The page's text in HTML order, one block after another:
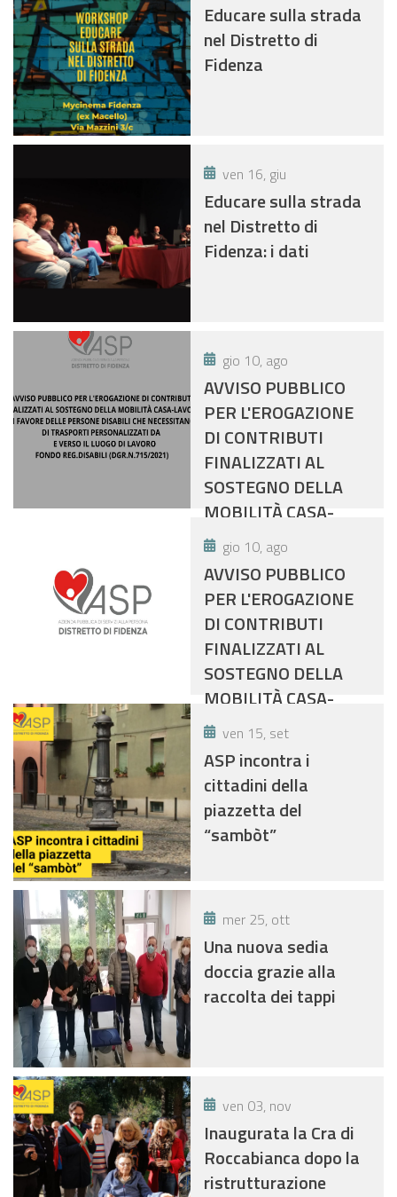
Educare sulla strada
nel Distretto di
Fidenza
ven 16, giu
Educare sulla strada
nel Distretto di
Fidenza: i dati
gio 10, ago
AVVISO PUBBLICO
PER L'EROGAZIONE
DI CONTRIBUTI
FINALIZZATI AL
SOSTEGNO DELLA
MOBILITÀ CASA-
LAVORO IN FAVORE
DELLE PERSONE
DISABILI CHE
NECESSITANO DI
TRASPORTI
PERSONALIZZATI DA
E VERSO IL LUOGO DI
LAVORO- PIANO
DELLE ATTIVITA'
FINANZIATE COL
FONDO REGIONALE
DISABILI 2021
(DGR.N.715/2021)
gio 10, ago
AVVISO PUBBLICO
PER L'EROGAZIONE
DI CONTRIBUTI
FINALIZZATI AL
SOSTEGNO DELLA
MOBILITÀ CASA-
LAVORO IN FAVORE
DELLE PERSONE
DISABILI - PIANO
DELLE ATTIVITÀ
FINANZIATE CON IL
FONDO REGIONALE
ven 15, set
ASP incontra i
cittadini della
piazzetta del
“sambòt”
mer 25, ott
Una nuova sedia
doccia grazie alla
raccolta dei tappi
ven 03, nov
Inaugurata la Cra di
Roccabianca dopo la
ristrutturazione